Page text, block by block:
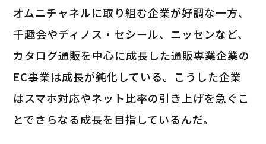
オムニチャネルに取り組む企業が好調な一方、
千趣会やディノス・セシール、ニッセンなど、
カタログ通販を中心に成長した通販専業企業の
EC事業は成長が鈍化している。こうした企業
はスマホ対応やネット比率の引き上げを急ぐこ
とでさらなる成長を目指しているんだ。